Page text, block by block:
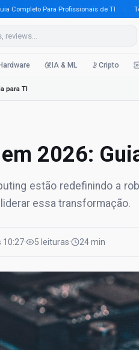
Para Profissionais de TI ·
IA & ML Cripto
para TI
2026:
estão redefinindo a
essa transformação.
10:27· 5 leituras· 24 min